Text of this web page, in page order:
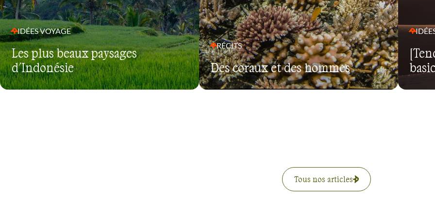
IDÉES VOYAGE
Les plus beaux paysages
d'Indonésie
RÉCITS
Des coraux et des hommes
Tous nos articles